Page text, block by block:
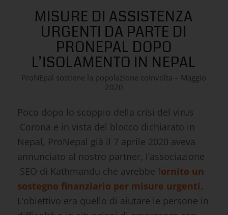
MISURE DI ASSISTENZA
URGENTI DA PARTE DI
PRONEPAL DOPO
L’ISOLAMENTO IN NEPAL
ProNEpal sostiene la popolazione coinvolta – Maggio
Poco dopo lo scoppio della crisi del virus
Corona e in vista del blocco dichiarato in
Nepal, ProNepal già il 7 aprile 2020 aveva
annunciato al nostro partner, l’associazione
SEO di Kathmandu che avrebbe f ornito un
sostegno finanziario per misure urgenti.
L’obiettivo era quello di aiutare le persone in